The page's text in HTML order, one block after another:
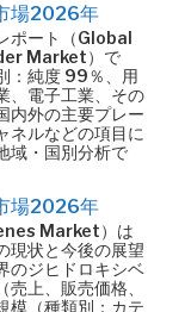
場2026年
ポート（Global
Market）で
：純度 99％、用
、電子工業、その
内外の主要プレー
ネルなどの項目に
域・国別分析で
場2026年
Market）は
現状と今後の展望
のジヒドロキシベ
上、販売価格、
模（種類別：カテ